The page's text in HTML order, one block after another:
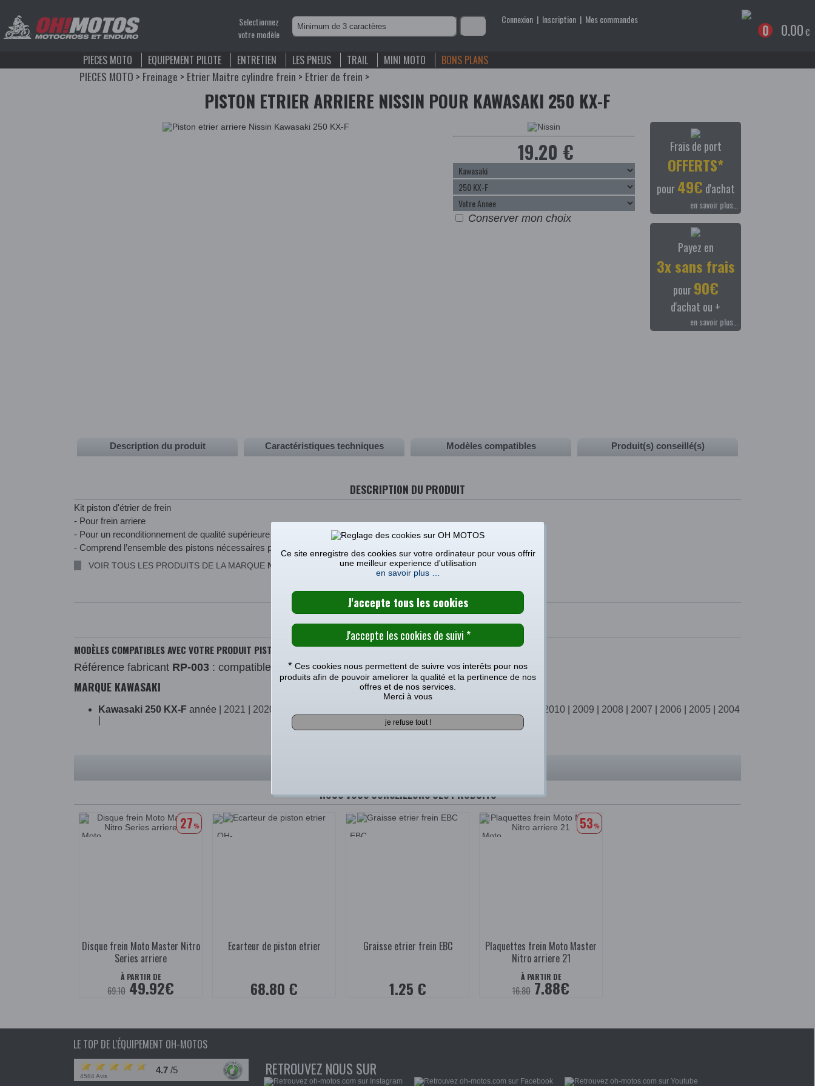
Selectionnez
votre modèle
Connexion| Inscription| Mes commandes
0 0.00€
PIECES MOTO EQUIPEMENT PILOTE ENTRETIEN LES PNEUS TRAIL MINI MOTO BONS PLANS
PIECES MOTO > Freinage > Etrier Maitre cylindre frein > Etrier de frein >
PISTON ETRIER ARRIERE NISSIN POUR KAWASAKI 250 KX-F
19.20 €
Conserver mon choix
Frais de port
OFFERTS*
pour49€ d'achat
en savoir plus…
Payez en
3x sans frais
pour90€
d'achat ou +
en savoir plus…
Description du produit Caractéristiques techniques Modèles compatibles Produit(s) conseillé(s)
DESCRIPTION DU PRODUIT
Kit piston d'étrier de frein
- Pour frein arriere
- Pour un reconditionnement de qualité supérieure
- Comprend l’ensemble des pistons nécessaires pour l’application donnée
VOIR TOUS LES PRODUITS DE LA MARQUE NISSIN
CARACTÉRISTIQUES TECHNIQUE
MODÈLES COMPATIBLES
MODÈLES COMPATIBLES AVEC VOTRE PRODUIT PISTON ETRIER ARRIERE NISSIN KAWASAKI 250 KX-F
Référence fabricant RP-003 : compatible avec le(s) modèle(s)
MARQUE KAWASAKI
Kawasaki 250 KX-F année | 2021 2020 2010 2009 2008 2007 2006 2005
2004
NOUS VOUS CONSEILLONS CES PRODUITS
27 %
Disque frein Moto Master Nitro
Series arriere
À PARTIR DE
69.10 49.92€
Ecarteur de piston etrier
68.80 €
Graisse etrier frein EBC
1.25 €
53 %
Plaquettes frein Moto Master
Nitro arriere 21
À PARTIR DE
16.80 7.88€
LE TOP DE L'ÉQUIPEMENT OH-MOTOS
4584 Avis
4.7 /5 RETROUVEZ NOUS SUR
Ce site enregistre des cookies sur votre ordinateur pour vous offrir
une meilleur experience d'utilisation
en savoir plus …
* Ces cookies nous permettent de suivre vos interêts pour nos
produits afin de pouvoir ameliorer la qualité et la pertinence de nos
offres et de nos services.
Merci à vous